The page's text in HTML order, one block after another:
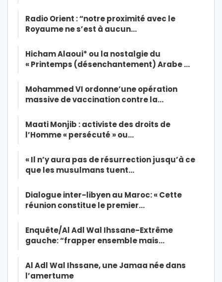
Radio Orient : “notre proximité avec le
Royaume ne s’est à aucun…
Hicham Alaoui* ou la nostalgie du
« Printemps (désenchantement) Arabe …
Mohammed VI ordonne’une opération
massive de vaccination contre la…
Maati Monjib : activiste des droits de
l’Homme « persécuté » ou…
« Il n’y aura pas de résurrection jusqu’à ce
que les musulmans tuent…
Dialogue inter-libyen au Maroc: « Cette
réunion constitue le premier…
Enquête/Al Adl Wal Ihssane-Extrême
gauche: “frapper ensemble mais…
Al Adl Wal Ihssane, une Jamaa née dans
l’amertume